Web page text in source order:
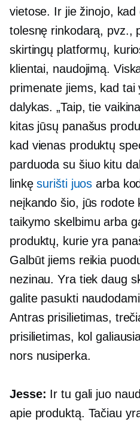
vietose. Ir jie žinojo,
tolesnę rinkodarą, pvz.,
skirtingų platformų,
klientai, naudojimą.
primenate jiems, kad tai
dalykas. „Taip, tie
kitas jūsų panašus
kad vienas produktų
parduoda su šiuo kitu
linkęsurišti juos arba
neįkando šio, jūs rodote
taikymo skelbimu arba
produktų, kurie yra
Galbūt jiems reikia
nezinau. Yra tiek daug
galite pasukti
Antras prisilietimas,
prisilietimas, kol
nors nusiperka.
Jesse: Ir tu gali juo
apie produktą. Tačiau